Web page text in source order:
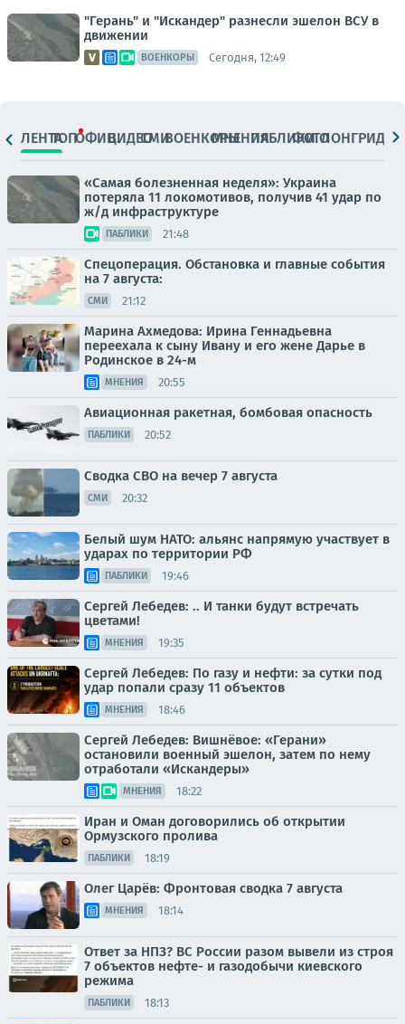
"Герань" и "Искандер" разнесли эшелон ВСУ в
движении
ВОЕНКОРЫ Сегодня, 12:49
ЛЕНТАТОПОФИЦ.ВИДЕОСМИВОЕНКОРЫМНЕНИЯПАБЛИКИ
ФОТОЛОНГРИДЫ
«Самая болезненная неделя»: Украина
потеряла 11 локомотивов, получив 41 удар по
ж/д инфраструктуре
ПАБЛИКИ 21:48
Спецоперация. Обстановка и главные события
на 7 августа:
СМИ 21:12
Марина Ахмедова: Ирина Геннадьевна
переехала к сыну Ивану и его жене Дарье в
Родинское в 24-м
МНЕНИЯ 20:55
Авиационная ракетная, бомбовая опасность
ПАБЛИКИ 20:52
Сводка СВО на вечер 7 августа
СМИ 20:32
Белый шум НАТО: альянс напрямую участвует в
ударах по территории РФ
ПАБЛИКИ 19:46
Сергей Лебедев: .. И танки будут встречать
цветами!
МНЕНИЯ 19:35
Сергей Лебедев: По газу и нефти: за сутки под
удар попали сразу 11 объектов
МНЕНИЯ 18:46
Сергей Лебедев: Вишнёвое: «Герани»
остановили военный эшелон, затем по нему
отработали «Искандеры»
МНЕНИЯ 18:22
Иран и Оман договорились об открытии
Ормузского пролива
ПАБЛИКИ 18:19
Олег Царёв: Фронтовая сводка 7 августа
МНЕНИЯ 18:14
Ответ за НПЗ? ВС России разом вывели из строя
7 объектов нефте- и газодобычи киевского
режима
ПАБЛИКИ 18:13